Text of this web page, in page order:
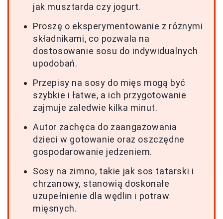
jak musztarda czy jogurt.
Proszę o eksperymentowanie z różnymi
składnikami, co pozwala na
dostosowanie sosu do indywidualnych
upodobań.
Przepisy na sosy do mięs mogą być
szybkie i łatwe, a ich przygotowanie
zajmuje zaledwie kilka minut.
Autor zachęca do zaangażowania
dzieci w gotowanie oraz oszczędne
gospodarowanie jedzeniem.
Sosy na zimno, takie jak sos tatarski i
chrzanowy, stanowią doskonałe
uzupełnienie dla wędlin i potraw
mięsnych.